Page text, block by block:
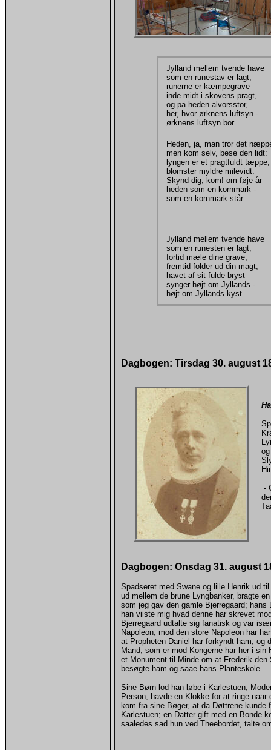
Jylland mellem tvende have
som en runestav er lagt,
runerne er kæmpegrave
inde midt i skovens pragt,
og på heden alvorsstor,
her, hvor ørknens luftsyn -
ørknens luftsyn bor.
Heden, ja, man tror det
men kom selv, bese den lidt:
lyngen er et pragtfuldt tæppe,
blomster myldre milevidt.
Skynd dig, kom! om føje år
heden som en kornmark -
som en kornmark står.
Jylland mellem tvende have
som en runesten er lagt,
fortid mæle dine grave,
fremtid folder ud din magt,
havet af sit fulde bryst
synger højt om Jyllands -
højt om Jyllands kyst
Dagbogen: Tirsdag 30. august
-
Dagbogen: Onsdag 31. august
Spadseret med Swane og lille Henrik ud
ud mellem de brune Lyngbanker, bragte
som jeg gav den gamle Bjerregaard; hans
han viiste mig hvad denne har skrevet
Bjerregaard udtalte sig fanatisk og var
Napoleon, mod den store Napoleon har
at Propheten Daniel har forkyndt ham; og
Mand, som er mod Kongerne har her i sin
et Monument til Minde om at Frederik den
besøgte ham og saae hans Planteskole.
Sine Børn lod han løbe i Karlestuen,
Person, havde en Klokke for at ringe naar
kom fra sine Bøger, at da Døttrene kunde
Karlestuen; en Datter gift med en Bonde
saaledes sad hun ved Theebordet, talte